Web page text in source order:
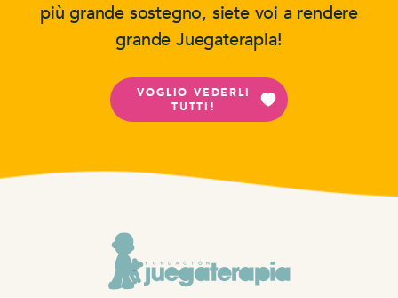
più grande sostegno, siete voi a rendere
grande Juegaterapia!
VOGLIO VEDERLI
TUTTI!